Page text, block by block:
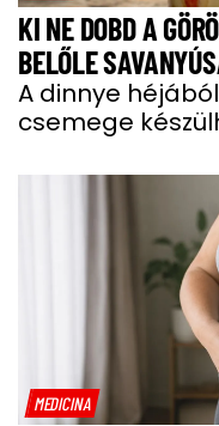
KI NE DOBD A
BELŐLE
A dinnye
csemege
MEDICINA